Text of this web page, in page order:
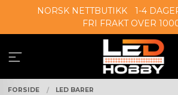
NORSK NETTBUTIKK
1-4
FRI FRAKT OVER
FORSIDE LED BARER